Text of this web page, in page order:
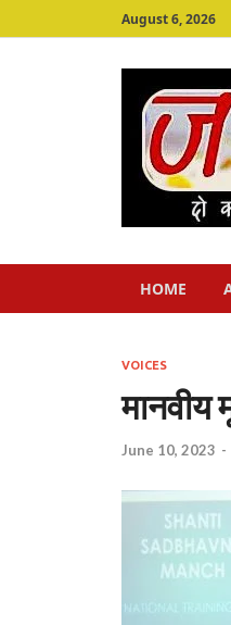
August 6, 2026
HOME
VOICES
मानवीय
June 10, 2023 -